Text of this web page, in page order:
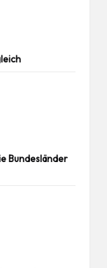
Bundesländer